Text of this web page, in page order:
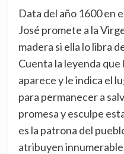
Data del año 1600 en
José promete a la
madera si ella lo libra
Cuenta la leyenda que
aparece y le indica el
para permanecer a
promesa y esculpe
es la patrona del
atribuyen